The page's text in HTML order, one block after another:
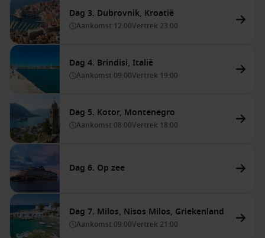
Dag 3. Dubrovnik, Kroatië
Aankomst 12:00Vertrek 23:00
Dag 4. Brindisi, Italië
Aankomst 09:00Vertrek 19:00
Dag 5. Kotor, Montenegro
Aankomst 08:00Vertrek 18:00
Dag 6. Op zee
Dag 7. Milos, Nisos Milos, Griekenland
Aankomst 09:00Vertrek 21:00